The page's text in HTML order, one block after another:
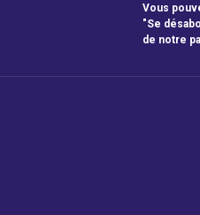
Vous
"Se
de notre